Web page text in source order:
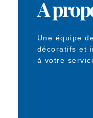
A
Une équipe
décoratifs et
à votre